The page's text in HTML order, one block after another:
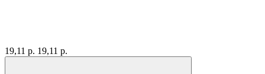
19,11 р. 19,11 р.